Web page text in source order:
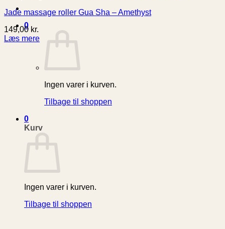
0
Ingen varer i kurven.
Tilbage til shoppen
0
Kurv
Ingen varer i kurven.
Tilbage til shoppen
Jade massage roller Gua Sha – Amethyst
149,00 kr.
Læs mere